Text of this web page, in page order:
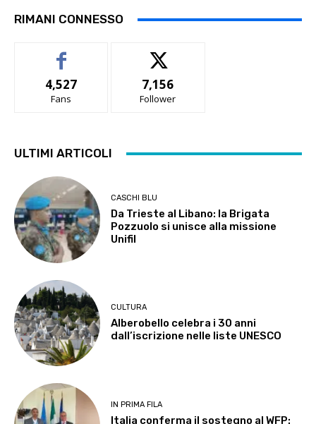
RIMANI CONNESSO
4,527
Fans
7,156
Follower
ULTIMI ARTICOLI
CASCHI BLU
Da Trieste al Libano: la Brigata
Pozzuolo si unisce alla missione
Unifil
CULTURA
Alberobello celebra i 30 anni
dall’iscrizione nelle liste UNESCO
IN PRIMA FILA
Italia conferma il sostegno al WFP: